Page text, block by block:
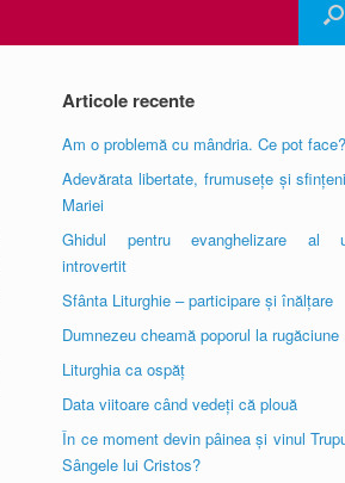
Articole recente
Am o problemă cu mândria. Ce pot face?
Adevărata libertate, frumusețe și
Mariei
Ghidul pentru evanghelizare al
introvertit
Sfânta Liturghie – participare și înălțare
Dumnezeu cheamă poporul la rugăciune
Liturghia ca ospăț
Data viitoare când vedeți că plouă
În ce moment devin pâinea și vinul
Sângele lui Cristos?